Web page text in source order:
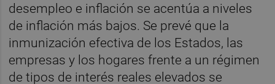
desempleo e inflación se acentúa a niveles
de inflación más bajos. Se prevé que la
inmunización efectiva de los Estados, las
empresas y los hogares frente a un régimen
de tipos de interés reales elevados se